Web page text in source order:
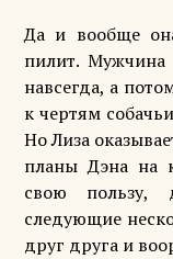
Да и вообще
пилит. Мужчина
навсегда, а
к чертям
Но Лиза
планы Дэна на
свою пользу,
следующие
друг друга и